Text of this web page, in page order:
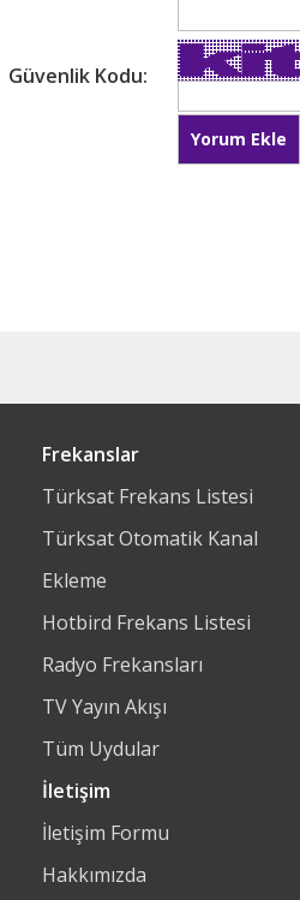
Güvenlik Kodu:
Frekanslar
Türksat Frekans Listesi
Türksat Otomatik Kanal
Ekleme
Hotbird Frekans Listesi
Radyo Frekansları
TV Yayın Akışı
Tüm Uydular
İletişim
İletişim Formu
Hakkımızda